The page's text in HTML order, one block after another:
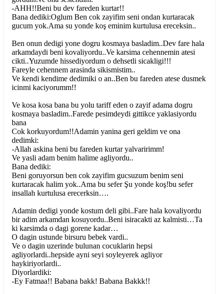
-AHH!!Beni bu dev fareden kurtar!!
Bana dediki:Oglum Ben cok zayifim seni ondan kurtaracak
gucum yok.Ama su yonde koş eminim kurtulusa ereceksin..
Ben onun dedigi yone dogru kosmaya basladim..Dev fare hala
arkamdaydi beni kovaliyordu..Ve karsima cehennemin atesi
cikti..Yuzumde hissediyordum o dehsetli sicakligi!!!
Fareyle cehennem arasinda sikismistim..
Ve kendi kendime dedimiki o an..Ben bu fareden atese dusmek
icinmi kaciyorumm!!
Ve kosa kosa bana bu yolu tariff eden o zayif adama dogru
kosmaya basladim..Farede pesimdeydi gittikce yaklasiyordu
bana
Cok korkuyordum!!Adamin yanina geri geldim ve ona
dedimki:
-Allah askina beni bu fareden kurtar yalvaririmm!
Ve yasli adam benim halime agliyordu..
Bana dediki:
Beni goruyorsun ben cok zayifim gucsuzum benim seni
kurtaracak halim yok..Ama bu sefer Şu yonde koş!bu sefer
insallah kurtulusa erecerksin….
Adamin dedigi yonde kostum deli gibi..Fare hala kovaliyordu
bir adim arkamdan kosuyordu..Beni isiracakti az kalmisti…Ta
ki karsimda o dagi gorene kadar…
O dagin ustunde birsuru bebek vardi..
Ve o dagin uzerinde bulunan cocuklarin hepsi
agliyorlardi..hepside ayni seyi soyleyerek agliyor
haykiriyorlardi..
Diyorlardiki:
-Ey Fatmaa!! Babana bakk! Babana Bakkk!!